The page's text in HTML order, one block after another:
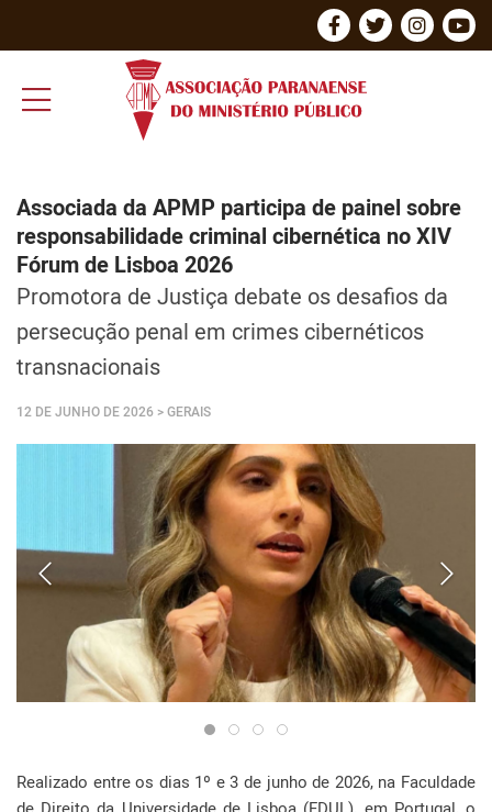
Associada da APMP participa de painel sobre
responsabilidade criminal cibernética no XIV
Fórum de Lisboa 2026
Promotora de Justiça debate os desafios da
persecução penal em crimes cibernéticos
transnacionais
12 DE JUNHO DE 2026 > GERAIS
Realizado entre os dias 1º e 3 de junho de 2026, na Faculdade